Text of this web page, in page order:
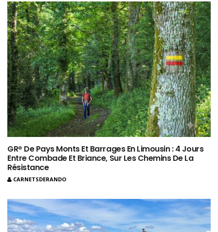
GR® De Pays Monts Et Barrages En Limousin : 4 Jours
Entre Combade Et Briance, Sur Les Chemins De La
Résistance
CARNETSDERANDO